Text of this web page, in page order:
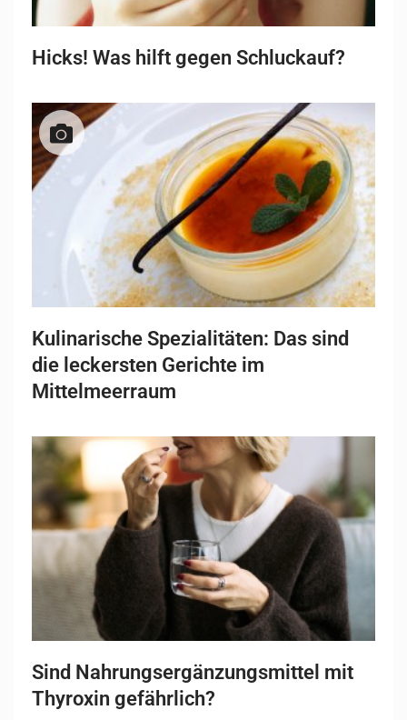
Hicks! Was hilft gegen Schluckauf?
Kulinarische Spezialitäten: Das sind
die leckersten Gerichte im
Mittelmeerraum
Sind Nahrungsergänzungsmittel mit
Thyroxin gefährlich?